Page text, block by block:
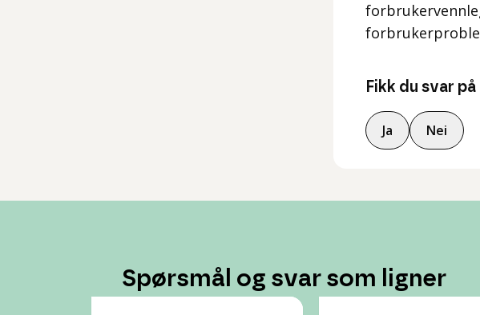
Fikk du svar
Ja Nei
Spørsmål og svar som ligner